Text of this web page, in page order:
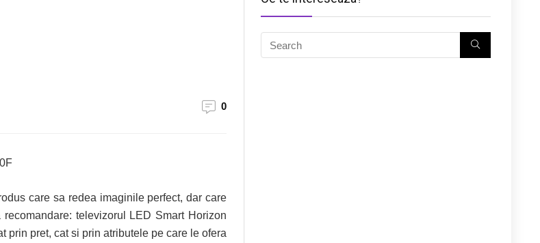
0
care sa redea imaginile perfect, dar care
televizorul LED Smart Horizon
prin pret, cat si prin atributele pe care le ofera